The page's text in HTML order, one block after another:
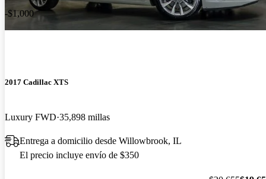
-$1,000
2017 Cadillac XTS
Luxury FWD 35,898 millas
Entrega a domicilio desde Willowbrook, IL
El precio incluye envío de $350